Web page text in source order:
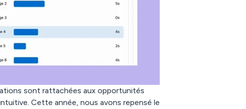
sont rattachées aux opportunités
Cette année, nous avons repensé le